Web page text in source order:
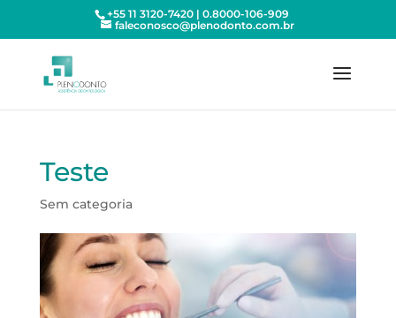
+55 11 3120-7420 | 0.8000-106-909
faleconosco@plenodonto.com.br
Teste
Sem categoria